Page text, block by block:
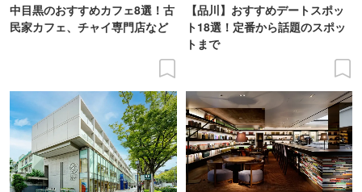
中目黒のおすすめカフェ8選！古
民家カフェ、チャイ専門店など
【品川】おすすめデートスポッ
ト18選！定番から話題のスポッ
トまで